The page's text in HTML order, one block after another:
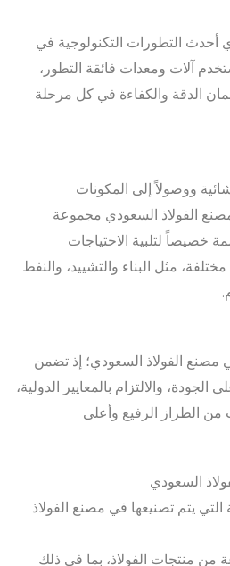
أحدث التطورات التكنولوجية في
آلات ومعدات فائقة التطور،
الدقة والكفاءة في كل مرحلة
ووصولاً إلى المكونات
الفولاذ السعودي مجموعة
خصيصاً لتلبية الاحتياجات
مثل البناء والتشييد، والنفط
مصنع الفولاذ السعودي؛ إذ تضمن
والالتزام بالمعايير الدولية،
الطراز الرفيع وأعلى
السعودي
التي يتم تصنيعها في مصنع الفولاذ
من منتجات الفولاذ، بما في ذلك